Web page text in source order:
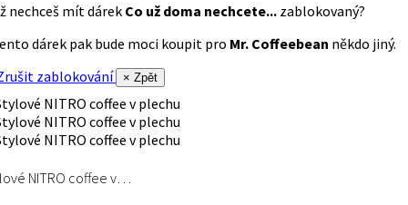
nechceš mít dárek Co už doma nechcete... zablokovaný?
dárek pak bude moci koupit pro Mr. Coffeebean někdo jiný.
zablokování
× Zpět
NITRO coffee v…